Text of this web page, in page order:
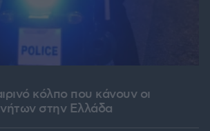
κόλπο που κάνουν οι
στην Ελλάδα